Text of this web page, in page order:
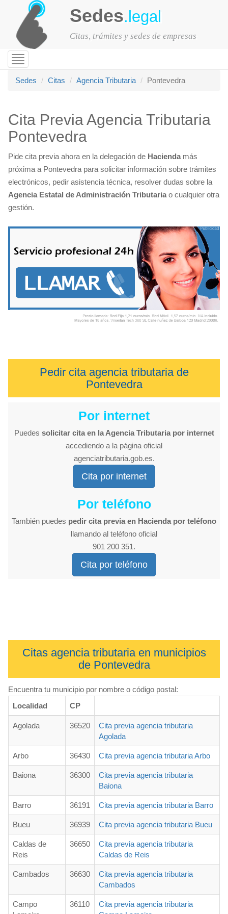
Sedes.legal
Citas, trámites y sedes de empresas
Toggle
navigation
Sedes
Citas Agencia Tributaria Pontevedra
Cita Previa Agencia Tributaria
Pontevedra
Pide cita previa ahora en la delegación de Hacienda más
próxima a Pontevedra para solicitar información sobre trámites
electrónicos, pedir asistencia técnica, resolver dudas sobre la
Agencia Estatal de Administración Tributaria o cualquier otra
gestión.
Pedir cita agencia tributaria de
Pontevedra
Por internet
Puedes solicitar cita en la Agencia Tributaria por internet
accediendo a la página oficial
agenciatributaria.gob.es.
Cita por internet
Por teléfono
También puedes pedir cita previa en Hacienda por teléfono
llamando al teléfono oficial
901 200 351.
Cita por teléfono
Citas agencia tributaria en municipios
de Pontevedra
Encuentra tu municipio por nombre o código postal:
Localidad
CP
Agolada 36520
Cita previa agencia tributaria
Agolada
Arbo 36430 Cita previa agencia tributaria Arbo
Baiona 36300
Cita previa agencia tributaria
Baiona
Barro 36191 Cita previa agencia tributaria Barro
Bueu 36939 Cita previa agencia tributaria Bueu
Caldas de
Reis
36650
Cita previa agencia tributaria
Caldas de Reis
Cambados 36630
Cita previa agencia tributaria
Cambados
Campo
36110
Cita previa agencia tributaria